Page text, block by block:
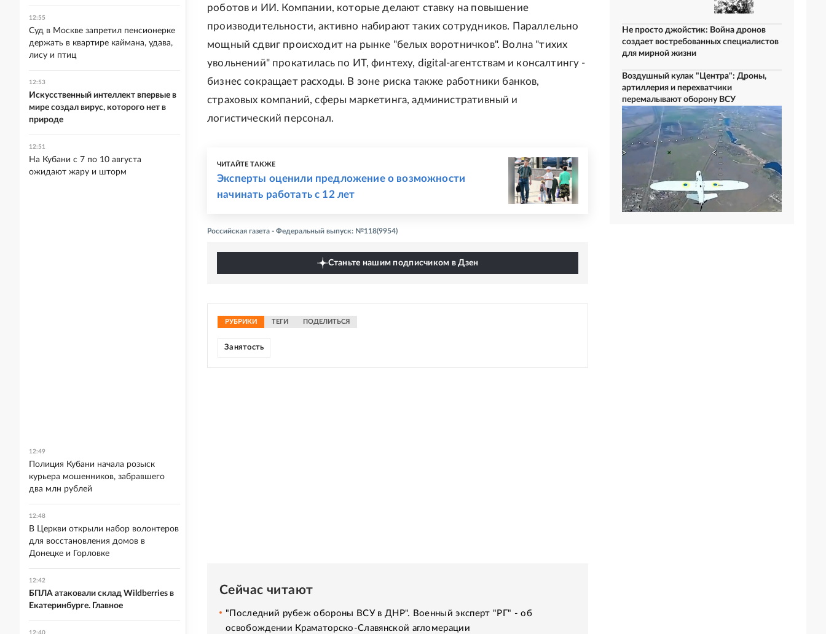
роботов и ИИ. Компании, которые делают ставку на повышение
производительности, активно набирают таких сотрудников. Параллельно
мощный сдвиг происходит на рынке "белых воротничков". Волна "тихих
увольнений" прокатилась по ИТ, финтеху, digital-агентствам и консалтингу -
бизнес сокращает расходы. В зоне риска также работники банков,
страховых компаний, сферы маркетинга, административный и
логистический персонал.
ЧИТАЙТЕ ТАКЖЕ
Эксперты оценили предложение о возможности
начинать работать с 12 лет
Российская газета - Федеральный выпуск: №118(9954)
Станьте нашим подписчиком в Дзен
РУБРИКИ ТЕГИ ПОДЕЛИТЬСЯ
Занятость
Сейчас читают
"Последний рубеж обороны ВСУ в ДНР". Военный эксперт "РГ" - об
освобождении Краматорско-Славянской агломерации
Не просто джойстик: Война дронов
создает востребованных специалистов
для мирной жизни
Воздушный кулак "Центра": Дроны,
артиллерия и перехватчики
перемалывают оборону ВСУ
12:55
Суд в Москве запретил пенсионерке
держать в квартире каймана, удава,
лису и птиц
12:53
Искусственный интеллект впервые в
мире создал вирус, которого нет в
природе
12:51
На Кубани с 7 по 10 августа
ожидают жару и шторм
12:49
Полиция Кубани начала розыск
курьера мошенников, забравшего
два млн рублей
12:48
В Церкви открыли набор волонтеров
для восстановления домов в
Донецке и Горловке
12:42
БПЛА атаковали склад Wildberries в
Екатеринбурге. Главное
12:40